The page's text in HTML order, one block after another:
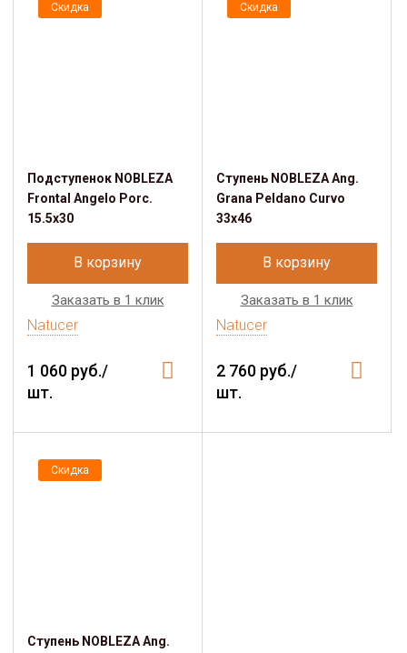
Скидка
Подступенок NOBLEZA
Frontal Angelo Porc.
15.5x30
В корзину
Заказать в 1 клик
Natucer
1 060 руб./
шт.
Скидка
Ступень NOBLEZA Ang.
Grana Peldano Curvo
33x46
В корзину
Заказать в 1 клик
Natucer
2 760 руб./
шт.
Скидка
Ступень NOBLEZA Ang.